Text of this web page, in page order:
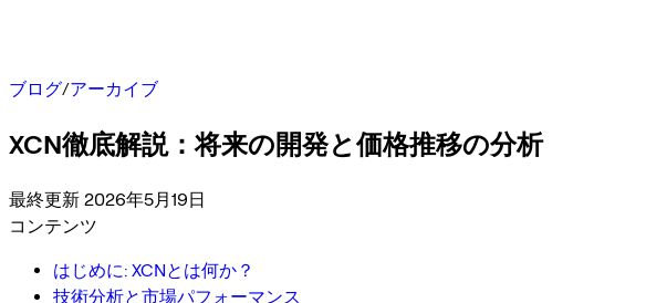
ブログ/アーカイブ
XCN徹底解説：将来の開発と価格推移の分析
最終更新 2026年5月19日
コンテンツ
はじめに: XCNとは何か？
技術分析と市場パフォーマンス